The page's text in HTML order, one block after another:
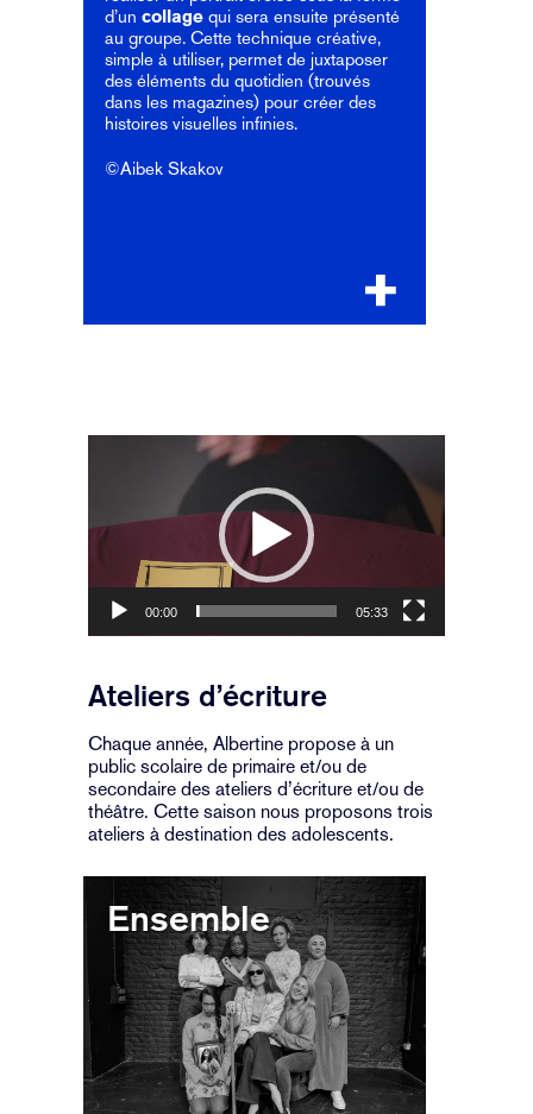
d’un collage qui sera ensuite présenté
au groupe. Cette technique créative,
simple à utiliser, permet de juxtaposer
des éléments du quotidien (trouvés
dans les magazines) pour créer des
histoires visuelles infinies.
©Aibek Skakov
00:00 05:33
Ateliers d’écriture
Chaque année, Albertine propose à un
public scolaire de primaire et/ou de
secondaire des ateliers d’écriture et/ou de
théâtre. Cette saison nous proposons trois
ateliers à destination des adolescents.
Ensemble